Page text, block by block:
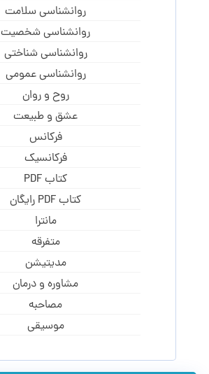
روانشناسی سلامت
روانشناسی شخصیت
روانشناسی شناختی
روانشناسی عمومی
روح و روان
عشق و طبیعت
فرکانس
فرکانسیک
کتاب PDF
کتاب PDF رایگان
مانترا
متفرقه
مدیتیشن
مشاوره و درمان
مصاحبه
موسیقی